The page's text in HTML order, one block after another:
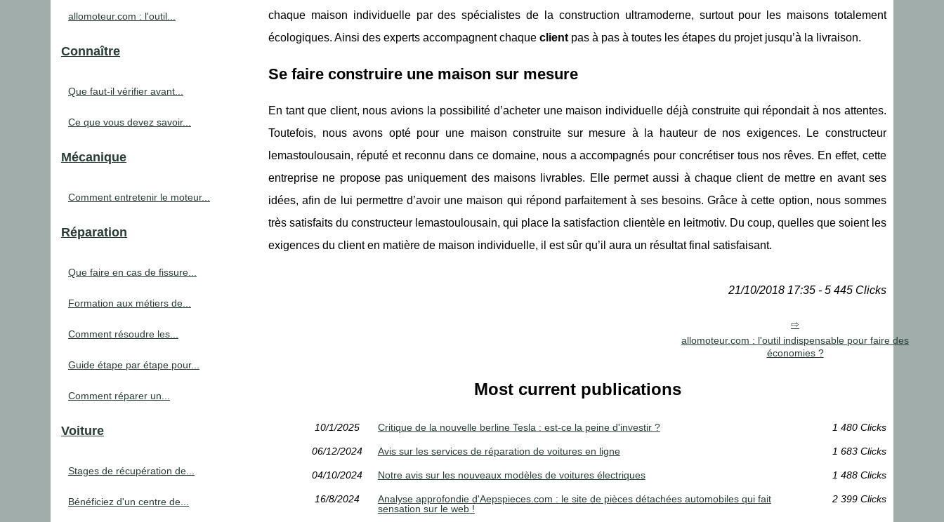
chaque maison individuelle par des spécialistes de la construction ultramoderne, surtout pour les maisons totalement
écologiques. Ainsi des experts accompagnent chaque client pas à pas à toutes les étapes du projet jusqu’à la livraison.
Se faire construire une maison sur mesure
En tant que client, nous avions la possibilité d’acheter une maison individuelle déjà construite qui répondait à nos attentes.
Toutefois, nous avons opté pour une maison construite sur mesure à la hauteur de nos exigences. Le constructeur
lemastoulousain, réputé et reconnu dans ce domaine, nous a accompagnés pour concrétiser tous nos rêves. En effet, cette
entreprise ne propose pas uniquement des maisons livrables. Elle permet aussi à chaque client de mettre en avant ses
idées, afin de lui permettre d’avoir une maison qui répond parfaitement à ses besoins. Grâce à cette option, nous sommes
très satisfaits du constructeur lemastoulousain, qui place la satisfaction clientèle en leitmotiv. Du coup, quelles que soient les
exigences du client en matière de maison individuelle, il est sûr qu’il aura un résultat final satisfaisant.
21/10/2018 17:35 - 5 445 Clicks
allomoteur.com : l'outil indispensable pour faire des
économies ?
Most current publications
10/1/2025 Critique de la nouvelle berline Tesla : est-ce la peine d'investir ? 1 480 Clicks
06/12/2024 Avis sur les services de réparation de voitures en ligne 1 683 Clicks
04/10/2024 Notre avis sur les nouveaux modèles de voitures électriques 1 488 Clicks
16/8/2024
Analyse approfondie d'Aepspieces.com : le site de pièces détachées automobiles qui fait
sensation sur le web !
2 399 Clicks
allomoteur.com : l'outil...
Connaître
Que faut-il vérifier avant...
Ce que vous devez savoir...
Mécanique
Comment entretenir le moteur...
Réparation
Que faire en cas de fissure...
Formation aux métiers de...
Comment résoudre les...
Guide étape par étape pour...
Comment réparer un...
Voiture
Stages de récupération de...
Bénéficiez d'un centre de...